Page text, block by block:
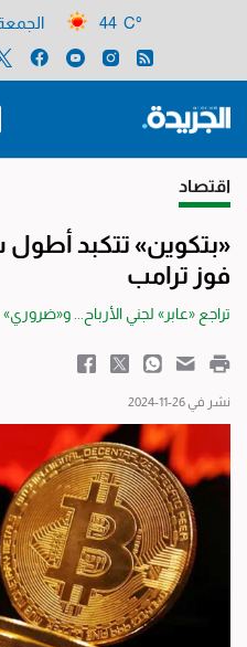
44 C° الجمعة 07 أغسطس
اقتصاد
«بتكوين» تتكبد
فوز ترامب
تراجع «عابر» لجني الأرباح... و«ضروري»
نشر في 26-11-2024